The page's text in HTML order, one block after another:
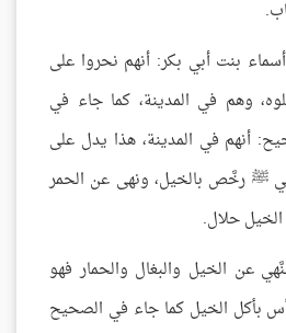
بنت أبي بكر: أنهم نحروا على
وهم في المدينة، كما جاء في
أنهم في المدينة، هذا يدل على
ﷺ رخَّص بالخيل، ونهى عن الحمر
الخيل حلال.
عن الخيل والبغال والحمار فهو
بأكل الخيل كما جاء في الصحيح